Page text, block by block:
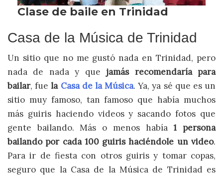
Casa de la Música de Trinidad
Un sitio que no me gustó nada en Trinidad, pero
nada de nada y que jamás recomendaría para
bailar, fue la Casa de la Música. Ya, ya sé que es un
sitio muy famoso, tan famoso que había muchos
más guiris haciendo videos y sacando fotos que
gente bailando. Más o menos había1 persona
bailando por cada 100 guiris haciéndole un video.
Para ir de fiesta con otros guiris y tomar copas,
seguro que la Casa de la Música de Trinidad es